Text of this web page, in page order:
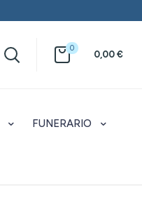
0
0,00€
FUNERARIO